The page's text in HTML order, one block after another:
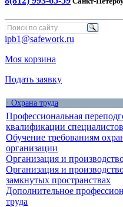
ipb1@safework.ru
Моя корзина
Подать заявку
· Охрана труда
Профессиональная
квалификации
Обучение требованиям
организации
Организация и
Организация и
замкнутых пространствах
Дополнительное
труда